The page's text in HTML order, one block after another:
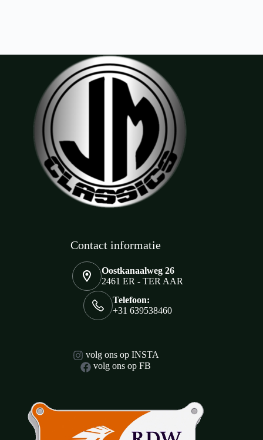
Contact informatie
Oostkanaalweg 26
2461 ER - TER AAR
Telefoon:
+31 639538460
volg ons op INSTA
volg ons op FB